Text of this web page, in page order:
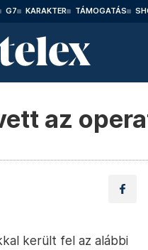
G7 KARAKTER TÁMOGATÁS
az
került fel az alábbi